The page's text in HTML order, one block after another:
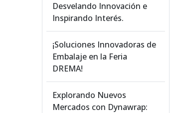
Desvelando Innovación e
Inspirando Interés.
¡Soluciones Innovadoras de
Embalaje en la Feria
DREMA!
Explorando Nuevos
Mercados con Dynawrap: